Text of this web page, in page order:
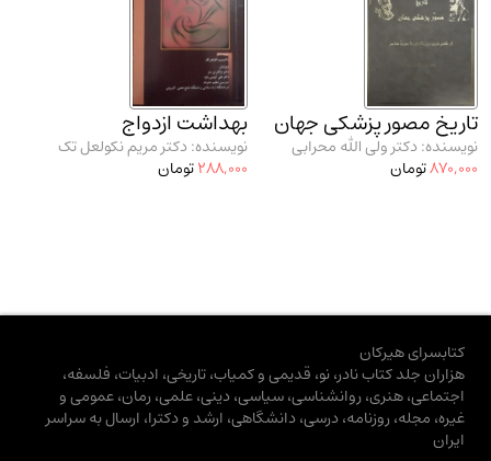
تاریخ مصور پزشکی جهان
نویسنده: دکتر ولی الله محرابی
870,000تومان
بهداشت ازدواج
نویسنده: دکتر مریم نکولعل تک
288,000تومان
کتابسرای هیرکان
هزاران جلد کتاب نادر، نو، قدیمی و کمیاب، تاریخی، ادبیات، فلسفه،
اجتماعی، هنری، روانشناسی، سیاسی، دینی، علمی، رمان، عمومی و
غیره، مجله، روزنامه، درسی، دانشگاهی، ارشد و دکترا، ارسال به سراسر
ایران